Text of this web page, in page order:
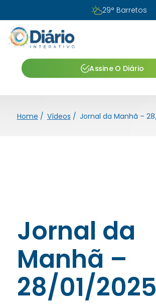
29° Barretos
Assine O Diário
Home / Vídeos /
Jornal da
Manhã –
28/01/2025